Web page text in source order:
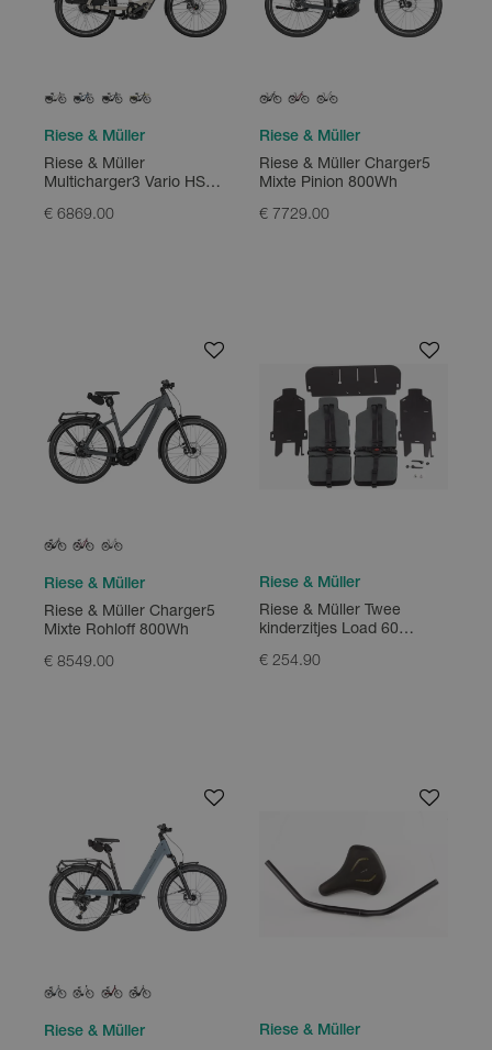
Riese & Müller
Riese & Müller
Multicharger3 Vario HS
€ 6869.00
Riese & Müller
Riese & Müller Charger5
Mixte Pinion 800Wh
€ 7729.00
Riese & Müller
Riese & Müller Charger5
Mixte Rohloff 800Wh
€ 8549.00
Riese & Müller
Riese & Müller Twee
kinderzitjes Load 60
€ 254.90
Riese & Müller
Riese & Müller